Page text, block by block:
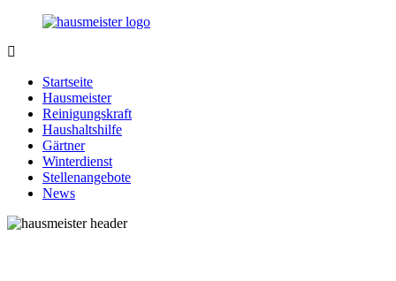
Zurück
Inhalt
Hausmeister.de
rund
Ihren
Haushalt
Startseite
Hausmeister
Reinigungskraft
Haushaltshilfe
Gärtner
Winterdienst
Stellenangebote
News